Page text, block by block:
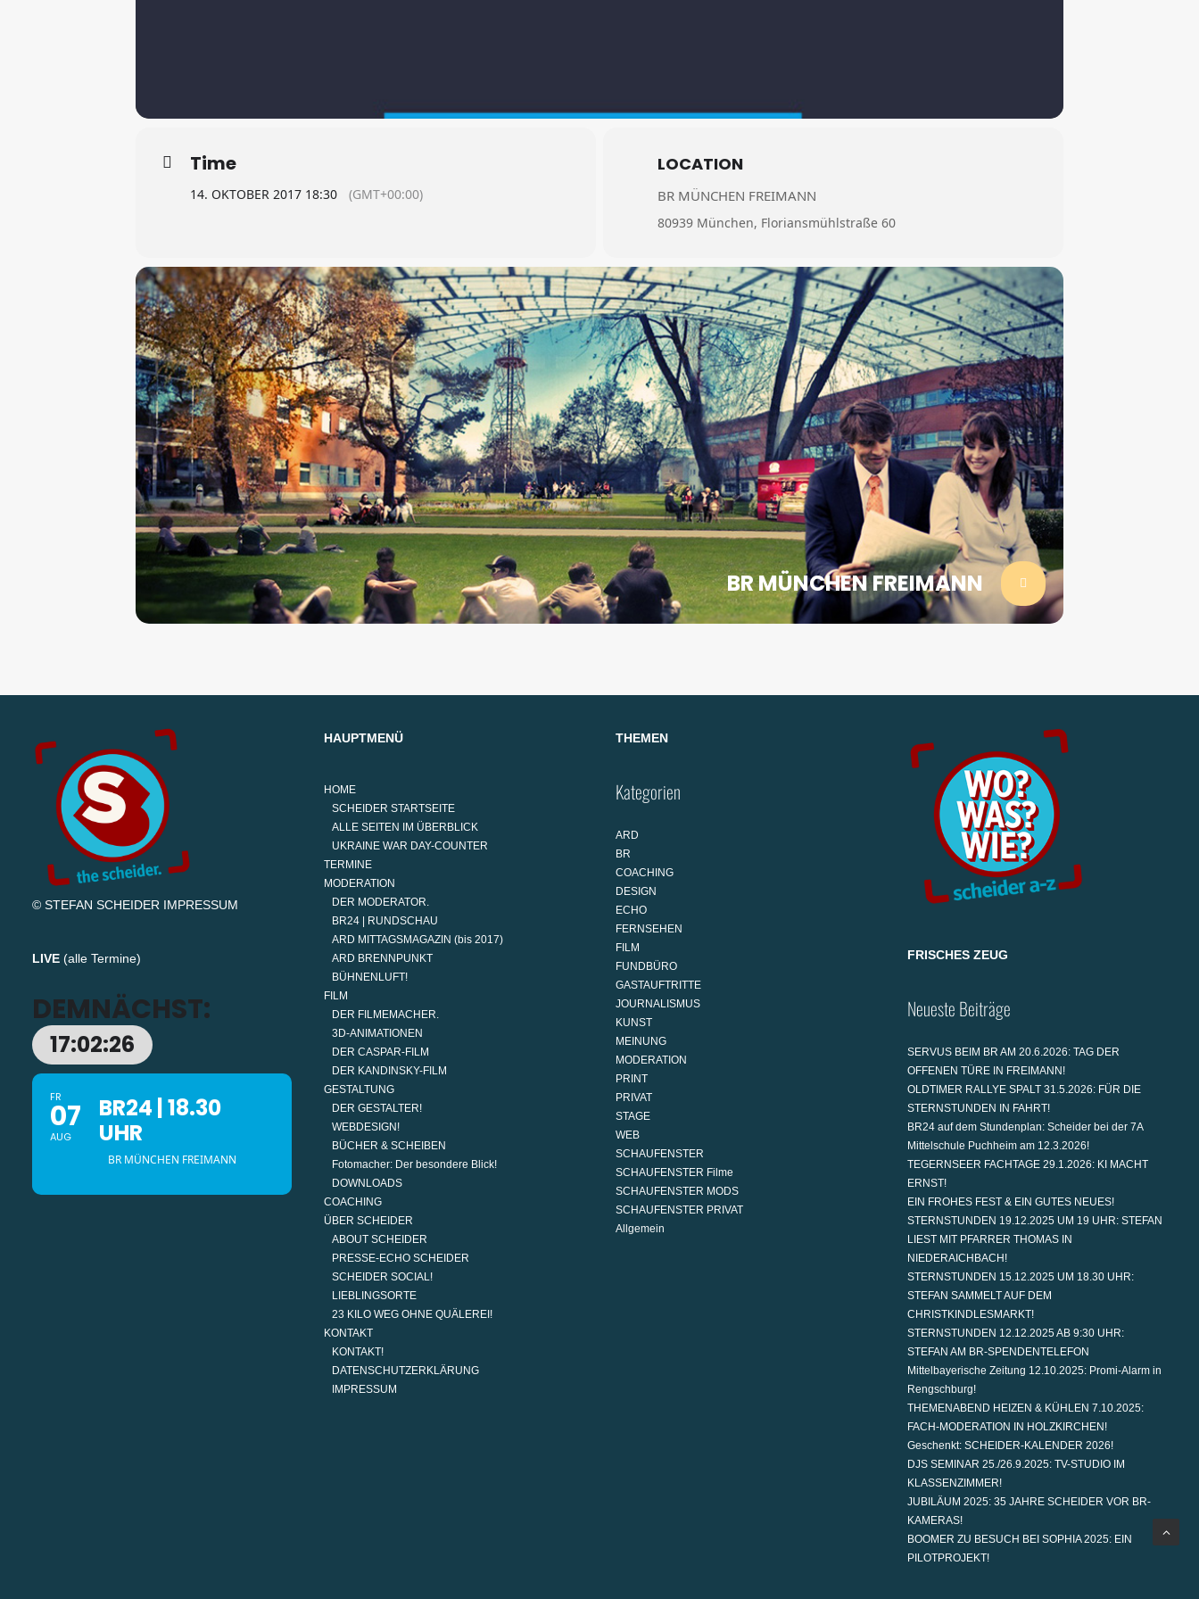
Time
14. OKTOBER 2017 18:30 (GMT+00:00)
LOCATION
BR MÜNCHEN FREIMANN
80939 München, Floriansmühlstraße 60
BR MÜNCHEN FREIMANN
© STEFAN SCHEIDER IMPRESSUM
LIVE (alle Termine)
DEMNÄCHST:
17:02:25
FR
07
AUG
BR24 | 18.30
UHR
BR MÜNCHEN FREIMANN
HAUPTMENÜ
HOME
SCHEIDER STARTSEITE
ALLE SEITEN IM ÜBERBLICK
UKRAINE WAR DAY-COUNTER
TERMINE
MODERATION
DER MODERATOR.
BR24 | RUNDSCHAU
ARD MITTAGSMAGAZIN (bis 2017)
ARD BRENNPUNKT
BÜHNENLUFT!
FILM
DER FILMEMACHER.
3D-ANIMATIONEN
DER CASPAR-FILM
DER KANDINSKY-FILM
GESTALTUNG
DER GESTALTER!
WEBDESIGN!
BÜCHER & SCHEIBEN
Fotomacher: Der besondere Blick!
DOWNLOADS
COACHING
ÜBER SCHEIDER
ABOUT SCHEIDER
PRESSE-ECHO SCHEIDER
SCHEIDER SOCIAL!
LIEBLINGSORTE
23 KILO WEG OHNE QUÄLEREI!
KONTAKT
KONTAKT!
DATENSCHUTZERKLÄRUNG
IMPRESSUM
THEMEN
Kategorien
ARD
BR
COACHING
DESIGN
ECHO
FERNSEHEN
FILM
FUNDBÜRO
GASTAUFTRITTE
JOURNALISMUS
KUNST
MEINUNG
MODERATION
PRINT
PRIVAT
STAGE
WEB
SCHAUFENSTER
SCHAUFENSTER Filme
SCHAUFENSTER MODS
SCHAUFENSTER PRIVAT
Allgemein
FRISCHES ZEUG
Neueste Beiträge
SERVUS BEIM BR AM 20.6.2026: TAG DER
OFFENEN TÜRE IN FREIMANN!
OLDTIMER RALLYE SPALT 31.5.2026: FÜR DIE
STERNSTUNDEN IN FAHRT!
BR24 auf dem Stundenplan: Scheider bei der 7A
Mittelschule Puchheim am 12.3.2026!
TEGERNSEER FACHTAGE 29.1.2026: KI MACHT
ERNST!
EIN FROHES FEST & EIN GUTES NEUES!
STERNSTUNDEN 19.12.2025 UM 19 UHR: STEFAN
LIEST MIT PFARRER THOMAS IN
NIEDERAICHBACH!
STERNSTUNDEN 15.12.2025 UM 18.30 UHR:
STEFAN SAMMELT AUF DEM
CHRISTKINDLESMARKT!
STERNSTUNDEN 12.12.2025 AB 9:30 UHR:
STEFAN AM BR-SPENDENTELEFON
Mittelbayerische Zeitung 12.10.2025: Promi-Alarm in
Rengschburg!
THEMENABEND HEIZEN & KÜHLEN 7.10.2025:
FACH-MODERATION IN HOLZKIRCHEN!
Geschenkt: SCHEIDER-KALENDER 2026!
DJS SEMINAR 25./26.9.2025: TV-STUDIO IM
KLASSENZIMMER!
JUBILÄUM 2025: 35 JAHRE SCHEIDER VOR BR-
KAMERAS!
BOOMER ZU BESUCH BEI SOPHIA 2025: EIN
PILOTPROJEKT!